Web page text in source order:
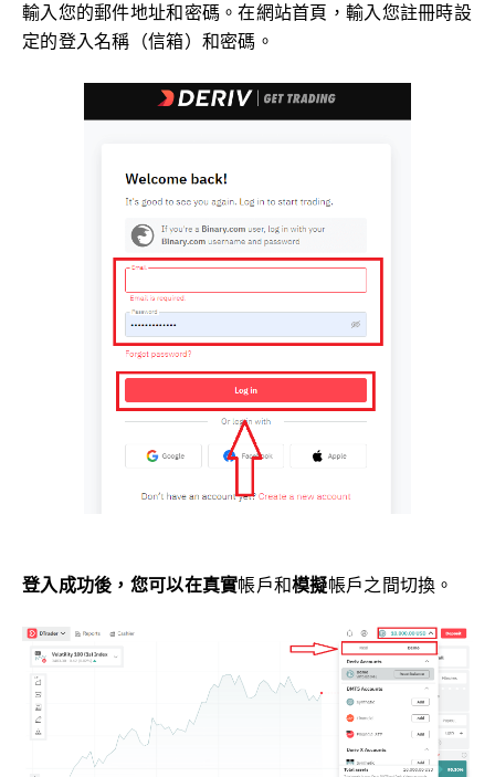
輸入您的郵件地址和密碼。在網站首頁，輸入您註冊時設
定的登入名稱（信箱）和密碼。
登入成功後，您可以在真實帳戶和模擬帳戶之間切換。